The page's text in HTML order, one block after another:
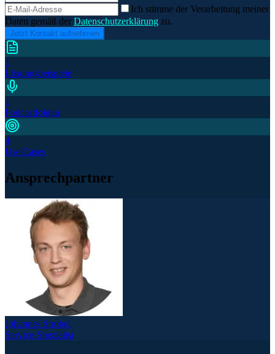
Ich stimme der Verarbeitung meiner
Daten gemäß der Datenschutzerklärung zu.
Jetzt Kontakt aufnehmen
1
Lösungsbeispiele
1
Podcastfolgen
4
Use Cases
Ansprechpartner
Johannes Strobel
Service-Spezialist